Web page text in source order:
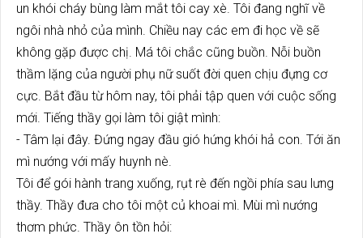
un khói cháy bùng làm mắt tôi cay xè. Tôi đang nghĩ về
ngôi nhà nhỏ của mình. Chiều nay các em đi học về sẽ
không gặp được chị. Má tôi chắc cũng buồn. Nỗi buồn
thầm lặng của người phụ nữ suốt đời quen chịu đựng cơ
cực. Bắt đầu từ hôm nay, tôi phải tập quen với cuộc sống
mới. Tiếng thầy gọi làm tôi giật mình:
- Tâm lại đây. Đứng ngay đầu gió hứng khói hả con. Tới ăn
mì nướng với mấy huynh nè.
Tôi để gói hành trang xuống, rụt rè đến ngồi phía sau lưng
thầy. Thầy đưa cho tôi một củ khoai mì. Mùi mì nướng
thơm phức. Thầy ôn tồn hỏi: